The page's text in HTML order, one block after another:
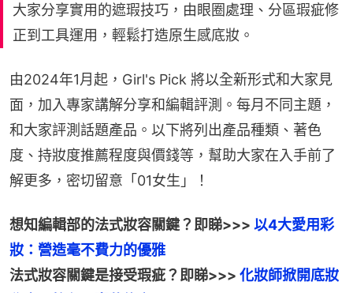
大家分享實用的遮瑕技巧，由眼圈處理、分區瑕疵修
正到工具運用，輕鬆打造原生感底妝。
由2024年1月起，Girl's Pick 將以全新形式和大家見
面，加入專家講解分享和編輯評測。每月不同主題，
和大家評測話題產品。以下將列出產品種類、著色
度、持妝度推薦程度與價錢等，幫助大家在入手前了
解更多，密切留意「01女生」！
想知編輯部的法式妝容關鍵？即睇>>> 以4大愛用彩
法式妝容關鍵是接受瑕疵？即睇>>> 化妝師掀開底妝